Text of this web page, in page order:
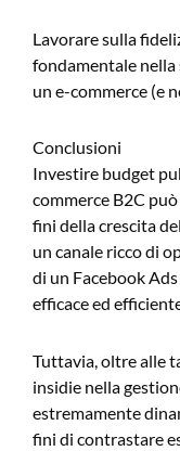
Lavorare sulla
fondamentale
un e-commerce (e
Conclusioni
Investire budget
commerce B2C
fini della crescita
un canale ricco di
di un Facebook
efficace ed
Tuttavia, oltre alle
insidie nella
estremamente
fini di contrastare